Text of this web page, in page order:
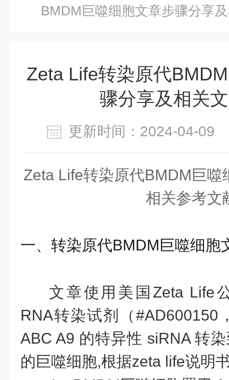
BMDM巨噬细胞文章步骤分享
Zeta Life转染原代
骤分享及相关
更新时间：2024-04-
Zeta Life转染原代BMDM巨噬
相关参考文
一、转染原代BMDM巨噬细胞
文章使用美国 Zeta Life
RNA转染试剂（#AD600150
ABC A9 的特异性 siRNA 转
的巨噬细胞,根据zeta life说明